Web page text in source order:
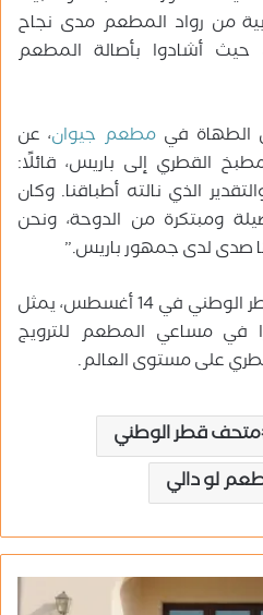
من رواد المطعم مدى نجاح
أشادوا بأصالة المطعم
الطهاة في مطعم جيوان، عن
القطري إلى باريس، قائلًا:
الذي نالته أطباقنا. وكان
ومبتكرة من الدوحة، ونحن
صدى لدى جمهور باريس.”
وبعودة جيوان إلى متحف قطر الوطني في 14 أغسطس، يمثل
في مساعي المطعم للترويج
على مستوى العالم.
متحف قطر الوطني
لو دالي